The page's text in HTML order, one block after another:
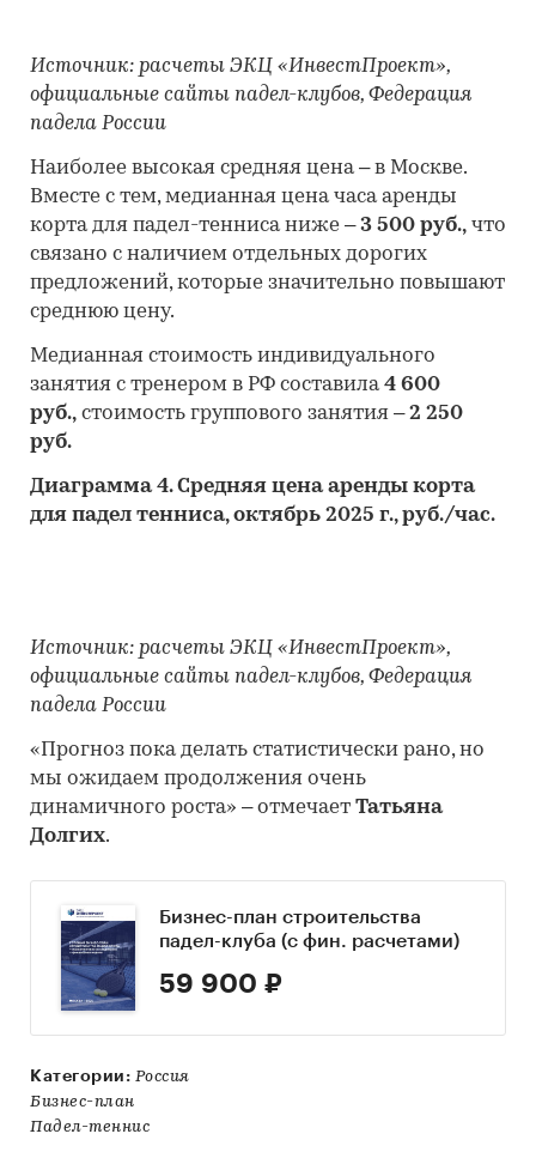
Источник: расчеты ЭКЦ «ИнвестПроект»,
официальные сайты падел-клубов, Федерация
падела России
Наиболее высокая средняя цена – в Москве.
Вместе с тем, медианная цена часа аренды
корта для падел-тенниса ниже –3 500 руб., что
связано с наличием отдельных дорогих
предложений, которые значительно повышают
среднюю цену.
Медианная стоимость индивидуального
занятия с тренером в РФ составила4 600
руб., стоимость группового занятия –2 250
руб.
Диаграмма 4. Средняя цена аренды корта
для падел тенниса, октябрь 2025 г., руб./час.
Источник: расчеты ЭКЦ «ИнвестПроект»,
официальные сайты падел-клубов, Федерация
падела России
«Прогноз пока делать статистически рано, но
мы ожидаем продолжения очень
динамичного роста» – отмечает Татьяна
Долгих.
Бизнес-план строительства
падел-клуба (с фин. расчетами)
59 900 ₽
Категории: Россия
Бизнес-план
Падел-теннис